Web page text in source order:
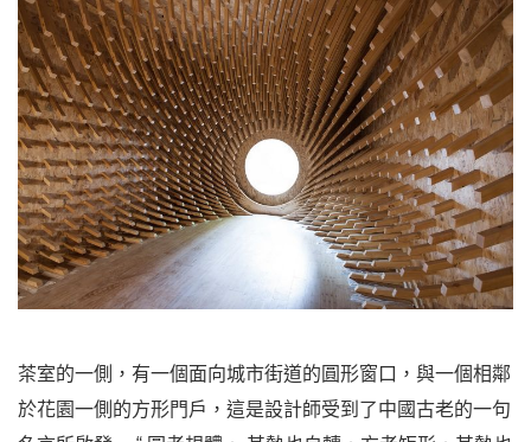
茶室的一側，有一個面向城市街道的圓形窗口，與一個相鄰
於花園一側的方形門戶，這是設計師受到了中國古老的一句